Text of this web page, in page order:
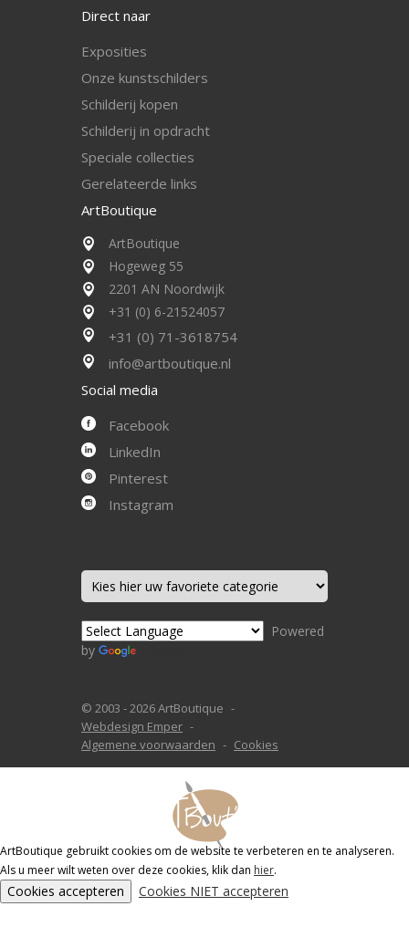
Direct naar
Exposities
Onze kunstschilders
Schilderij kopen
Schilderij in opdracht
Speciale collecties
Gerelateerde links
ArtBoutique
ArtBoutique
Hogeweg 55
2201 AN Noordwijk
+31 (0) 6-21524057
+31 (0) 71-3618754
info@artboutique.nl
Social media
Facebook
LinkedIn
Pinterest
Instagram
Powered
by
© 2003 - 2026 ArtBoutique
Webdesign Emper
Algemene voorwaarden
Cookies
ArtBoutique gebruikt cookies om de website te verbeteren en te analyseren.
Als u meer wilt weten over deze cookies, klik dan hier.
Cookies accepteren Cookies NIET accepteren